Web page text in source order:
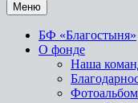
Меню
БФ «Благостыня»
О фонде
Наша
Фотоальбом